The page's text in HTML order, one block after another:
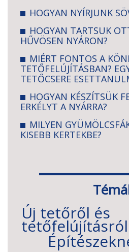
HOGYAN NYÍRJUNK
HOGYAN TARTSUK
HŰVÖSEN NYÁRON?
MIÉRT FONTOS A
TETŐFELÚJÍTÁSBAN?
TETŐCSERE
HOGYAN KÉSZÍTSÜK
ERKÉLYT A NYÁRRA?
MILYEN
KISEBB KERTEKBE?
Új tetőről és
tetőfelújításról